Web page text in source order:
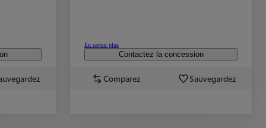
En savoir plus
Contactez la concession
Comparez Sauvegardez